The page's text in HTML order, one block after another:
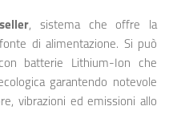
, sistema che offre la
di alimentazione. Si può
batterie Lithium-Ion che
garantendo notevole
vibrazioni ed emissioni allo